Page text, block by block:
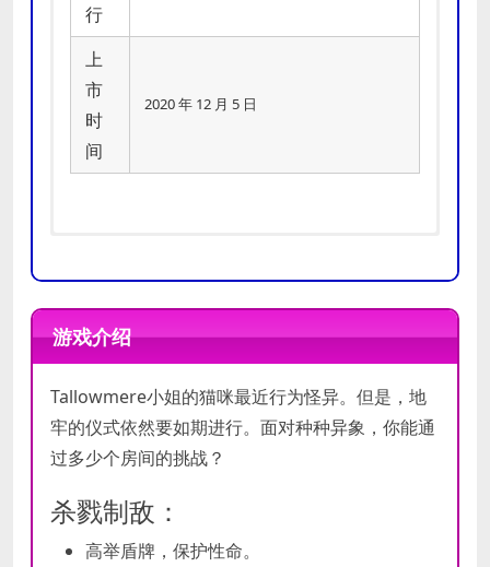
行
上
市
时
间
2020 年 12 月 5 日
配置
内存:2 GB RAM
显卡:着色器模型4.0
DirectX 版本:
存储空间:
推荐
声卡:✓
游戏介绍
Tallowmere小姐的猫咪最近行为怪异。但是，地
牢的仪式依然要如期进行。面对种种异象，你能通
过多少个房间的挑战？
杀戮制敌：
高举盾牌，保护性命。